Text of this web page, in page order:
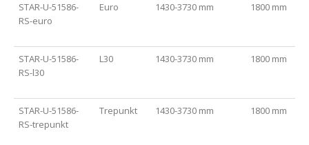
STAR-U-51586-
RS-euro
Euro 1430-3730 mm 1800 mm
STAR-U-51586-
RS-l30
L30 1430-3730 mm 1800 mm
STAR-U-51586-
RS-trepunkt
Trepunkt 1430-3730 mm 1800 mm